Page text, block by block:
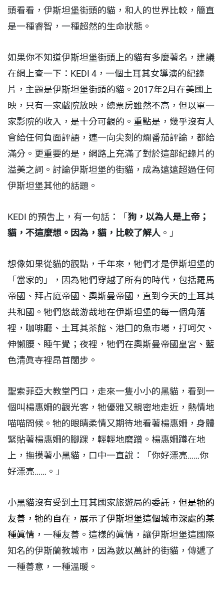
頭看看，伊斯坦堡街頭的貓，和人的世界比較，簡直
是一種睿智，一種超然的生命狀態。
如果你不知道伊斯坦堡街頭上的貓有多麼著名，建議
在網上查一下：KEDI 4，一個土耳其女導演的紀錄
片，主題是伊斯坦堡街頭的貓。2017年2月在美國上
映，只有一家戲院放映，總票房雖然不高，但以單一
家影院的收入，是十分可觀的。重點是，幾乎沒有人
會給任何負面評語，連一向尖刻的爛番茄評論，都給
滿分。更重要的是，網路上充滿了對於這部紀錄片的
溢美之詞。討論伊斯坦堡的街貓，成為遠遠超過任何
伊斯坦堡其他的話題。
KEDI 的預吿上，有一句話：「 狗，以為人是上帝；
貓，不這麼想。因為，貓，比較了解人 。」
想像如果從貓的觀點，千年來，牠們才是伊斯坦堡的
「當家的」，因為牠們穿越了所有的時代，包括羅馬
帝國、拜占庭帝國、奧斯曼帝國，直到今天的土耳其
共和國。牠們悠哉游哉地在伊斯坦堡的每一個角落
裡，咖啡廳、土耳其茶館、港囗的魚市場，打呵欠、
伸懶腰、睡午覺；夜裡，牠們在奧斯曼帝國皇宮、藍
色淸眞寺裡昂首闊步。
聖索菲亞大教堂門口，走來一隻小小的黑貓，看到一
個叫楊惠姍的觀光客，牠優雅又親密地走近，熱情地
喵喵問候。牠的眼睛柔情又期待地看著楊惠姍，身體
緊貼著楊惠姍的腳踝，輕輕地磨蹭。楊惠姍蹲在地
上，撫摸著小黑貓，口中一直說：「你好漂亮……你
好漂亮……。」
小黑貓沒有受到土耳其國家旅遊局的委託， 但是牠的
友善，牠的自在，展示了伊斯坦堡這個城市深處的某
種眞情， 一種友善。這樣的眞情，讓伊斯坦堡這國際
知名的伊斯蘭教城市，因為數以萬計的街貓，傳遞了
一種善意，一種溫暖。